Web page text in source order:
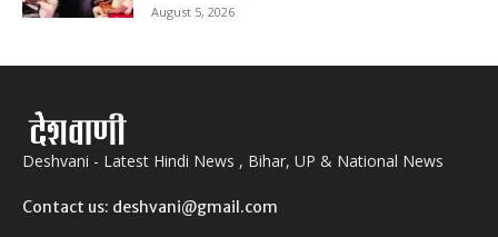
August 5, 2026
Deshvani - Latest Hindi News , Bihar, UP & National News
Contact us: deshvani@gmail.com